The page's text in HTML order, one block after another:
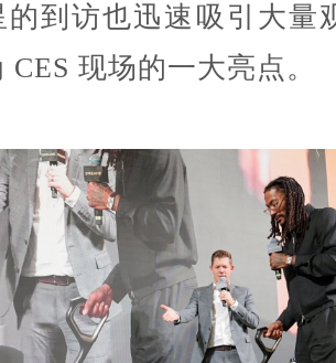
的到访也迅速吸引大量
CES 现场的一大亮点。